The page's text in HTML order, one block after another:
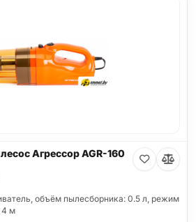
Агрессор AGR-160
объём пылесборника: 0.5 л, режим
4 м